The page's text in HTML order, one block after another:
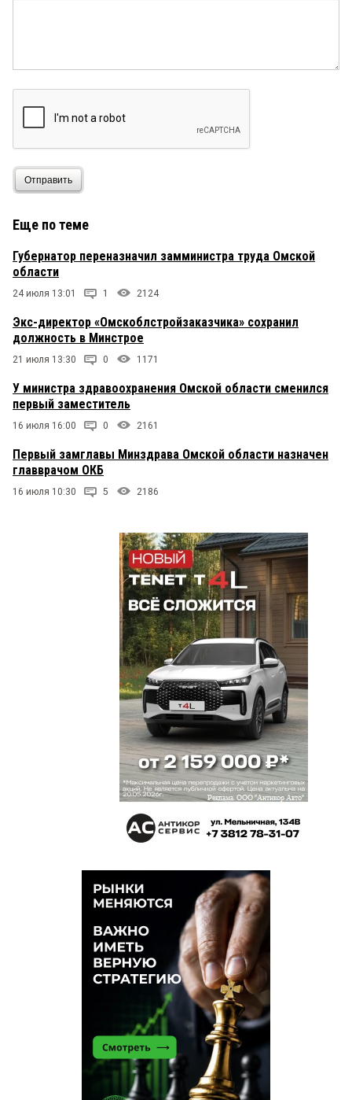
Отправить
Еще по теме
Губернатор переназначил замминистра труда Омской
области
24 июля 13:01 1 2124
Экс-директор «Омскоблстройзаказчика» сохранил
должность в Минстрое
21 июля 13:30 0 1171
У министра здравоохранения Омской области сменился
первый заместитель
16 июля 16:00 0 2161
Первый замглавы Минздрава Омской области назначен
главврачом ОКБ
16 июля 10:30 5 2186